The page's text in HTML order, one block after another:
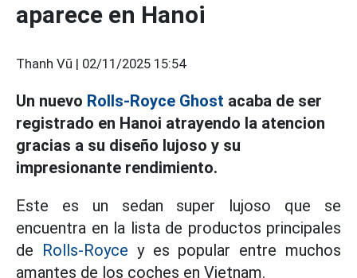
aparece en Hanoi
Thanh Vũ | 02/11/2025 15:54
Un nuevo Rolls-Royce Ghost acaba de ser
registrado en Hanoi atrayendo la atencion
gracias a su diseño lujoso y su
impresionante rendimiento.
Este es un sedan super lujoso que se
encuentra en la lista de productos principales
de Rolls-Royce y es popular entre muchos
amantes de los coches en Vietnam.